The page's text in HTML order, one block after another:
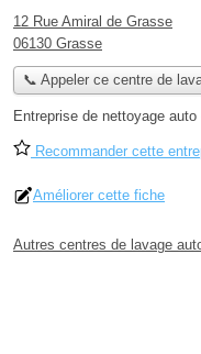
12 Rue Amiral de Grasse
06130 Grasse
📞 Appeler ce centre de
Entreprise de nettoyage auto
Recommander cette
Améliorer cette fiche
Autres centres de lavage